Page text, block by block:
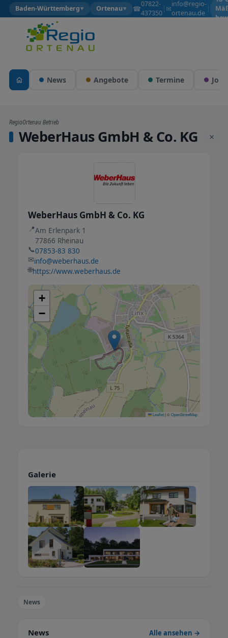
Baden-Württemberg▼ Ortenau▼ ☎07822-
437350
| ✉info@regio-
ortenau.de
|
News Angebote Termine Jobs
RegioOrtenau Betrieb
WeberHaus GmbH & Co. KG ×
Galerie
News
News Alle ansehen →
WeberHaus GmbH & Co. KG
📍Am Erlenpark 1
77866 Rheinau
📞07853-83 830
✉info@weberhaus.de
🌐https://www.weberhaus.de
+
−
Leaflet|©OpenStreetMap